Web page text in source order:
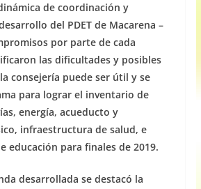
de coordinación y
del PDET de Macarena –
por parte de cada
las dificultades y posibles
consejería puede ser útil y se
para lograr el inventario de
energía, acueducto y
infraestructura de salud, e
educación para finales de 2019.
desarrollada se destacó la